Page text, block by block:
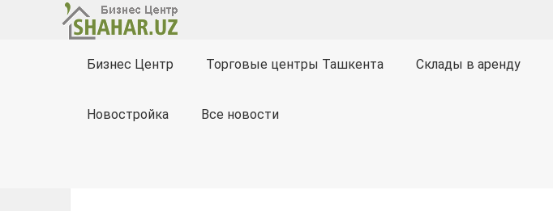
Бизнес Центр Торговые центры Ташкента Склады в аренду
Новостройка Все новости